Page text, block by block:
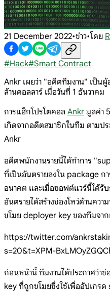
21 December 2022•ข่าว•โดย
#Hack#Smart Contract
Ankr เผยว่า "อดีตทีมงาน" เป็น
ล้านดอลลาร์ เมื่อวันที่ 1 ธันวาคม
การแฮ็กโปรโตคอล Ankr มูลค่า
เกิดจากอดีตสมาชิกในทีม ตามป
Ankr
อดีตพนักงานรายนี้ได้ทำการ
ที่เป็นอันตรายลงใน package ก
อนาคต และเมื่อซอฟต์แวร์นี้ได้รั
อันตรายได้สร้างช่องโหว่ด้านคว
ขโมย deployer key ของทีมจาก
https://twitter.com/
s=20&t=XPM-
ก่อนหน้านี้ ทีมงานได้ประกาศว่า
key ที่ถูกขโมยซึ่งใช้เพื่ออัปเกร